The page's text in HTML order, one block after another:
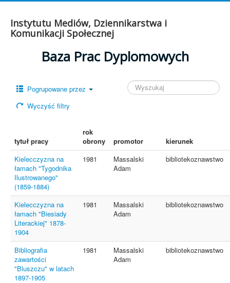
Instytutu Mediów, Dziennikarstwa i
Komunikacji Społecznej
Baza Prac Dyplomowych
Pogrupowane przez
Wyczyść filtry
tytuł pracy
rok
obrony
promotor kierunek
Kielecczyzna na
łamach "Tygodnika
Ilustrowanego"
(1859-1884)
1981
Massalski
Adam
bibliotekoznawstwo
Kielecczyzna na
łamach "Biesiady
Literackiej" 1878-
1904
1981
Massalski
Adam
bibliotekoznawstwo
Bibliografia
zawartości
"Bluszczu" w latach
1897-1905
1981
Massalski
Adam
bibliotekoznawstwo